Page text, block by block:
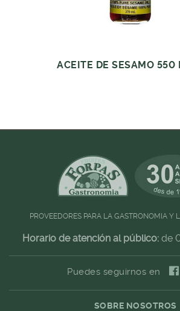
ACEITE DE SESAMO 550
PROVEEDORES PARA LA GASTRONOMIA Y
Horario de atención al público:de
Puedes seguirnos en
SOBRE NOSOTROS